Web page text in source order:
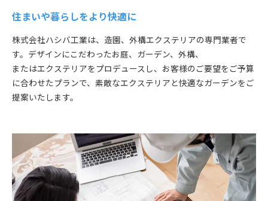
住まいや暮らしをより快適に
株式会社ハシバ工業は、造園、外構エクステリアの専門業者で
す。デザインにこだわったお庭、ガーデン、外構、
またはエクステリアをプロデュースし、お客様のご要望をご予算
に合わせたプランで、素敵なエクステリアと快適なガーデンをご
提案いたします。